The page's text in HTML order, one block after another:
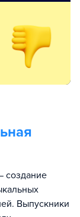
создание
Выпускники